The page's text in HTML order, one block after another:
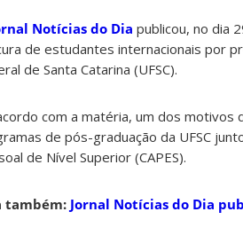
Notícias do Dia publicou, no dia
de estudantes internacionais por
de Santa Catarina (UFSC).
com a matéria, um dos motivos
de pós-graduação da UFSC
de Nível Superior (CAPES).
também: Jornal Notícias do Dia